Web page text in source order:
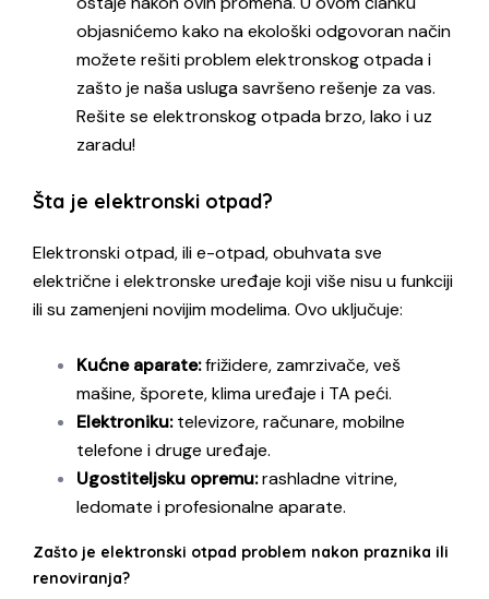
objasnićemo kako na ekološki odgovoran način
možete rešiti problem elektronskog otpada i
zašto je naša usluga savršeno rešenje za vas.
Rešite se elektronskog otpada brzo, lako i uz
zaradu!
Šta je elektronski otpad?
Elektronski otpad, ili e-otpad, obuhvata sve
električne i elektronske uređaje koji više nisu u funkciji
ili su zamenjeni novijim modelima. Ovo uključuje:
Kućne aparate:frižidere, zamrzivače, veš
mašine, šporete, klima uređaje i TA peći.
Elektroniku:televizore, računare, mobilne
telefone i druge uređaje.
Ugostiteljsku opremu:rashladne vitrine,
ledomate i profesionalne aparate.
Zašto je elektronski otpad problem nakon praznika ili
renoviranja?